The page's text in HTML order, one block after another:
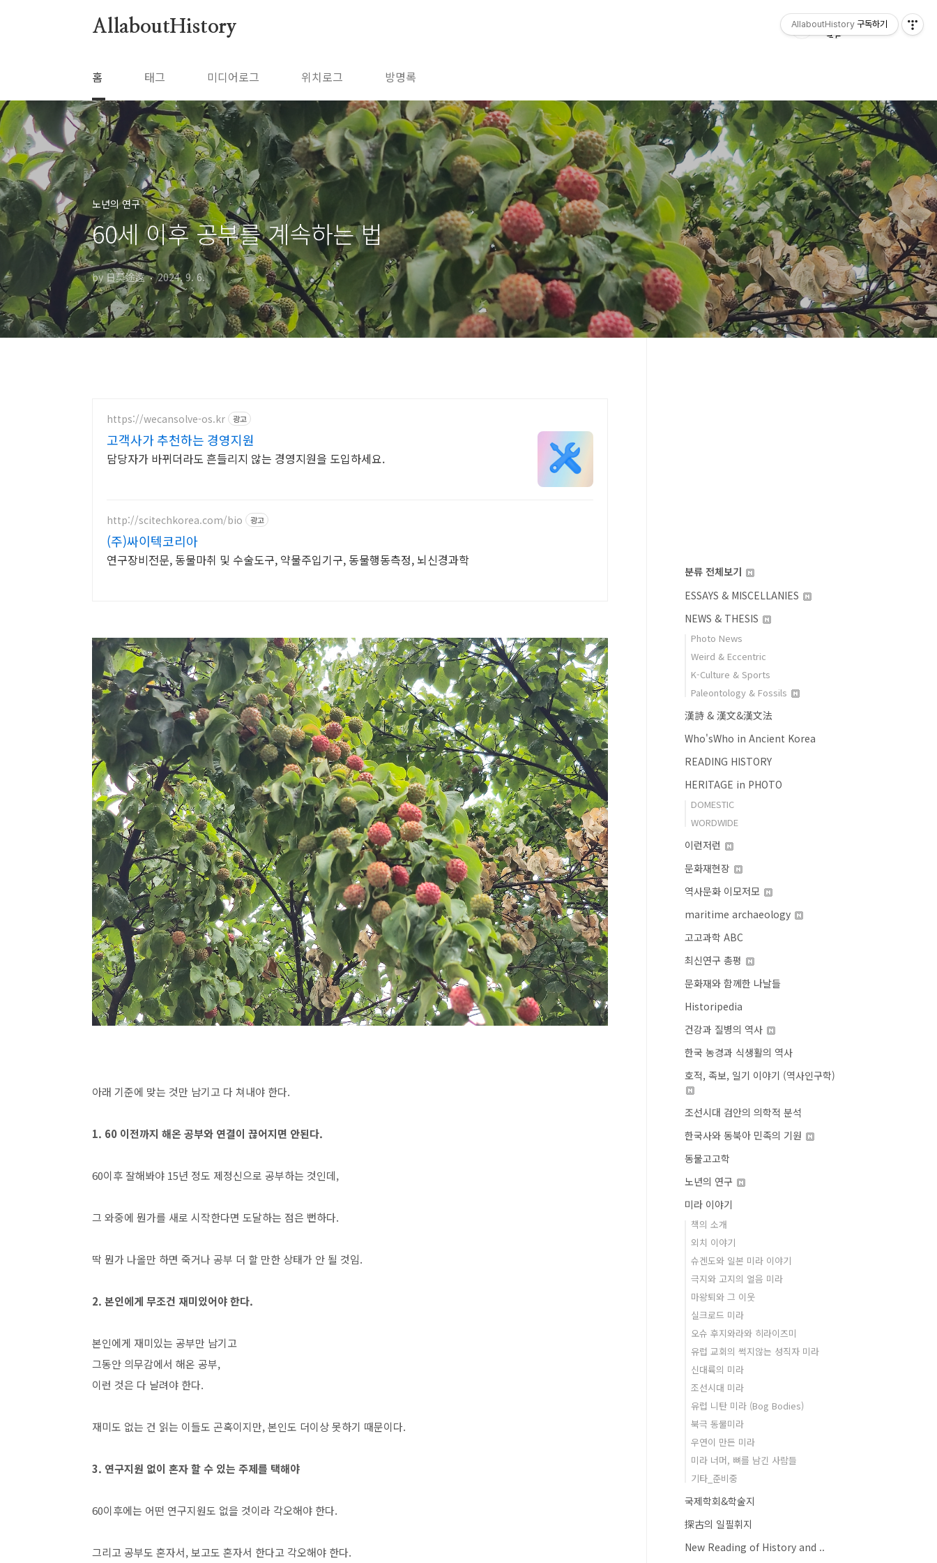
AllaboutHistory
홈 태그 미디어로그 위치로그 방명록
노년의 연구
60세 이후 공부를 계속하는 법
by 日莫途遠 2024. 9. 6.
https://wecansolve-os.kr 광고
고객사가 추천하는 경영지원
담당자가 바뀌더라도 흔들리지 않는 경영지원을 도입하세요.
http://scitechkorea.com/bio 광고
(주)싸이텍코리아
연구장비전문, 동물마취 및 수술도구, 약물주입기구, 동물행동측정, 뇌신경과학
아래 기준에 맞는 것만 남기고 다 쳐내야 한다.
1. 60 이전까지 해온 공부와 연결이 끊어지면 안된다.
60이후 잘해봐야 15년 정도 제정신으로 공부하는 것인데,
그 와중에 뭔가를 새로 시작한다면 도달하는 점은 뻔하다.
딱 뭔가 나올만 하면 죽거나 공부 더 할 만한 상태가 안 될 것임.
2. 본인에게 무조건 재미있어야 한다.
본인에게 재미있는 공부만 남기고
그동안 의무감에서 해온 공부,
이런 것은 다 날려야 한다.
재미도 없는 건 읽는 이들도 곤혹이지만, 본인도 더이상 못하기 때문이다.
3. 연구지원 없이 혼자 할 수 있는 주제를 택해야
60이후에는 어떤 연구지원도 없을 것이라 각오해야 한다.
그리고 공부도 혼자서, 보고도 혼자서 한다고 각오해야 한다.
분류 전체보기
ESSAYS & MISCELLANIES
NEWS & THESIS
Photo News
Weird & Eccentric
K-Culture & Sports
Paleontology & Fossils
漢詩 & 漢文&漢文法
Who'sWho in Ancient Korea
READING HISTORY
HERITAGE in PHOTO
DOMESTIC
WORDWIDE
이런저런
문화재현장
역사문화 이모저모
maritime archaeology
고고과학 ABC
최신연구 총평
문화재와 함께한 나날들
Historipedia
건강과 질병의 역사
한국 농경과 식생활의 역사
호적, 족보, 일기 이야기 (역사인구학)
조선시대 검안의 의학적 분석
한국사와 동북아 민족의 기원
동물고고학
노년의 연구
미라 이야기
책의 소개
외치 이야기
슈겐도와 일본 미라 이야기
극지와 고지의 얼음 미라
마왕퇴와 그 이웃
실크로드 미라
오슈 후지와라와 히라이즈미
유럽 교회의 썩지않는 성직자 미라
신대륙의 미라
조선시대 미라
유럽 니탄 미라 (Bog Bodies)
북극 동물미라
우연이 만든 미라
미라 너머, 뼈를 남긴 사람들
기타_준비중
국제학회&학술지
探古의 일필휘지
New Reading of History and ..
AllaboutHistory 구독하기